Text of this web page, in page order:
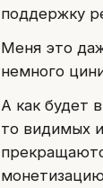
поддержку
Меня это
немного
А как будет
то видимых